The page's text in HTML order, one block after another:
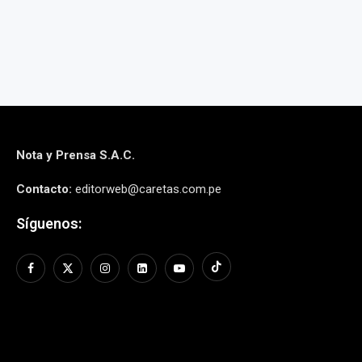
Nota y Prensa S.A.C.
Contacto: editorweb@caretas.com.pe
Síguenos: